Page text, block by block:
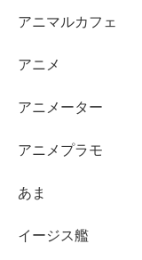
アニマルカフェ
アニメ
アニメーター
アニメプラモ
あま
イージス艦